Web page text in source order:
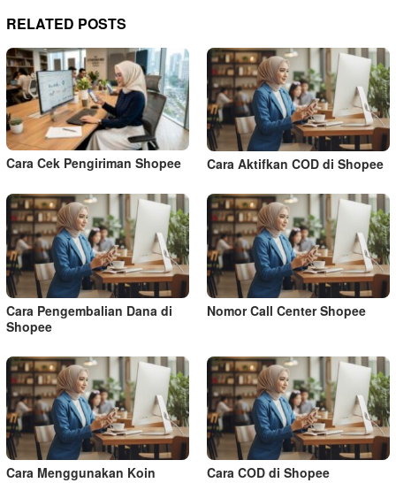
RELATED POSTS
Cara Cek Pengiriman Shopee Cara Aktifkan COD di Shopee
Cara Pengembalian Dana di
Shopee
Nomor Call Center Shopee
Cara Menggunakan Koin
Cara COD di Shopee